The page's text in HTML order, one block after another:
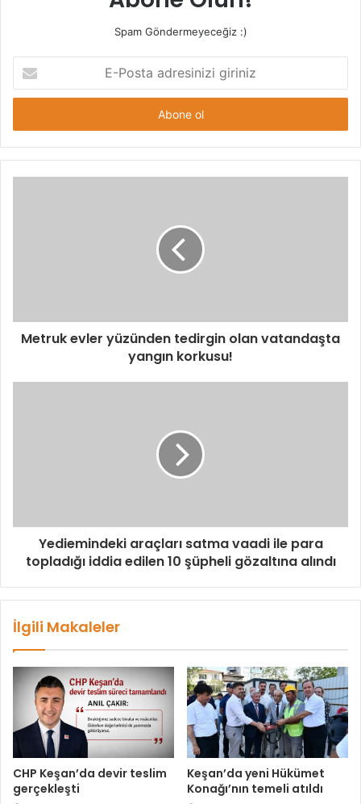
Spam Göndermeyeceğiz :)
Posta
adresinizi
Metruk evler yüzünden tedirgin olan vatandaşta
yangın korkusu!
Yediemindeki araçları satma vaadi ile para
topladığı iddia edilen 10 şüpheli gözaltına alındı
İlgili Makaleler
CHP Keşan’da devir teslim
gerçekleşti
Keşan’da yeni Hükümet
Konağı’nın temeli atıldı